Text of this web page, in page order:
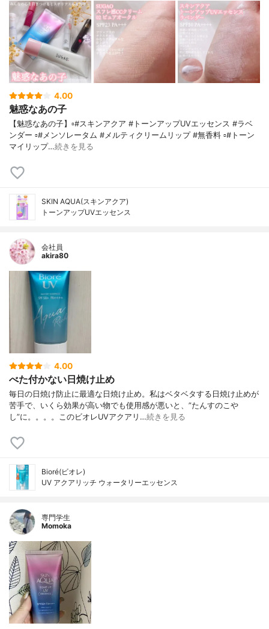
4.00
魅惑なあの子
【魅惑なあの子】▫️#スキンアクア #トーンアップUVエッセンス #ラベ
ンダー ▫️#メンソレータム #メルティクリームリップ #無香料 ▫️#トーン
マイリップ…続きを見る
SKIN AQUA(スキンアクア)
トーンアップUVエッセンス
会社員
akira80
4.00
べた付かない日焼け止め
毎日の日焼け防止に最適な日焼け止め。私はベタベタする日焼け止めが
苦手で、いくら効果が高い物でも使用感が悪いと、”たんすのこや
し”に。。。。このビオレUVアクアリ…続きを見る
Bioré(ビオレ)
UV アクアリッチ ウォータリーエッセンス
専門学生
Momoka